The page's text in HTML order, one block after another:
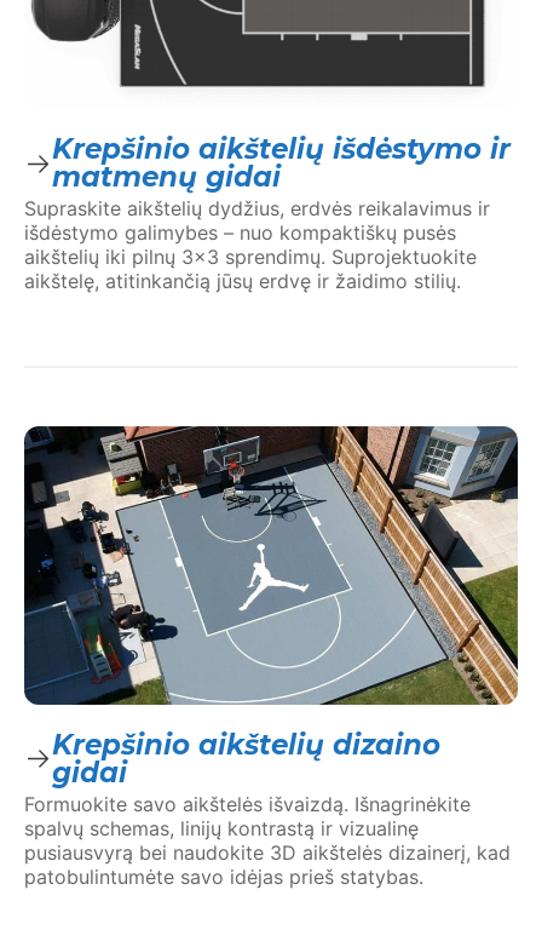
Krepšinio aikštelių išdėstymo ir
matmenų gidai
Supraskite aikštelių dydžius, erdvės reikalavimus ir
išdėstymo galimybes – nuo kompaktiškų pusės
aikštelių iki pilnų 3×3 sprendimų. Suprojektuokite
aikštelę, atitinkančią jūsų erdvę ir žaidimo stilių.
Krepšinio aikštelių dizaino
gidai
Formuokite savo aikštelės išvaizdą. Išnagrinėkite
spalvų schemas, linijų kontrastą ir vizualinę
pusiausvyrą bei naudokite 3D aikštelės dizainerį, kad
patobulintumėte savo idėjas prieš statybas.